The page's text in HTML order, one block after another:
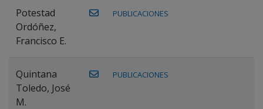
Potestad
Ordóñez,
Francisco E.
PUBLICACIONES
Quintana
Toledo, José
M.
PUBLICACIONES